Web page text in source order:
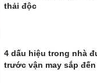
thải độc
4 dấu hiệu trong nhà
trước vận may sắp đến